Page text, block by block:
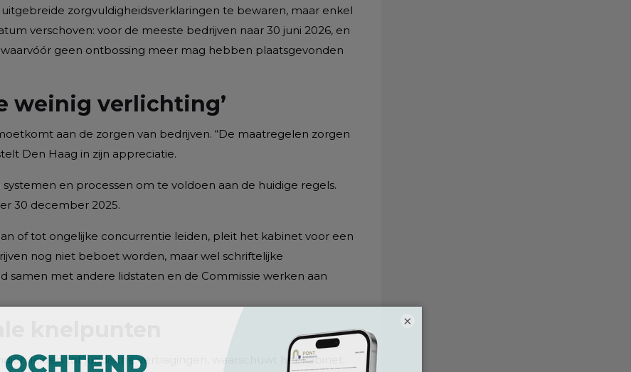
zorgvuldigheidsverklaringen te bewaren, maar enkel
verschoven: voor de meeste bedrijven naar 30 juni 2026, en
geen ontbossing meer mag hebben plaatsgevonden
weinig verlichting’
aan de zorgen van bedrijven. “De maatregelen zorgen
Den Haag in zijn appreciatie.
en processen om te voldoen aan de huidige regels.
30 december 2025.
of tot ongelijke concurrentie leiden, pleit het kabinet voor een
nog niet beboet worden, maar wel schriftelijke
samen met andere lidstaten en de Commissie werken aan
knelpunten
leiden tot juridische vertragingen, waarschuwt het kabinet.
×